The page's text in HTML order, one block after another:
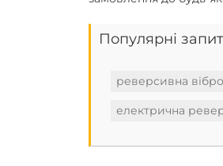
Популярні
реверсивна
електрична